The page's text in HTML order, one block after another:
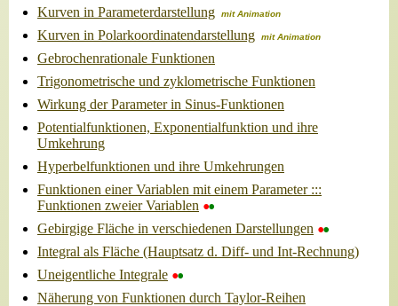
Kurven in Parameterdarstellung
mit Animation
Kurven in Polarkoordinatendarstellung mit Animation
Gebrochenrationale Funktionen
Trigonometrische und zyklometrische Funktionen
Wirkung der Parameter in Sinus-Funktionen
Potentialfunktionen, Exponentialfunktion und ihre
Umkehrung
Hyperbelfunktionen und ihre Umkehrungen
Funktionen einer Variablen mit einem Parameter :::
Funktionen zweier Variablen ••
Gebirgige Fläche in verschiedenen Darstellungen ••
Integral als Fläche (Hauptsatz d. Diff- und Int-Rechnung)
Uneigentliche Integrale ••
Näherung von Funktionen durch Taylor-Reihen